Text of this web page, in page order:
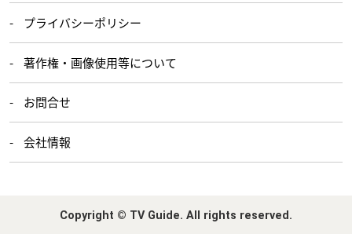
プライバシーポリシー
著作権・画像使用等について
お問合せ
会社情報
Copyright © TV Guide. All rights reserved.